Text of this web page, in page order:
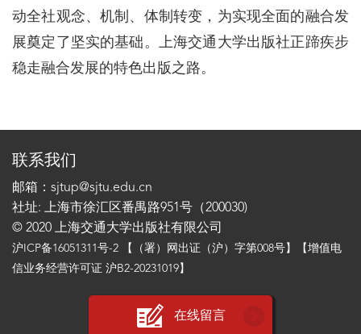
动全社观念、机制、体制转变，为实现全面的融合发
展奠定了坚实的基础。上海交通大学出版社正蹄疾步
稳走融合发展的特色出版之路。
联系我们
邮箱：sjtup@sjtu.edu.cn
社址: 上海市徐汇区番禺路951号（200030)
© 2020 上海交通大学出版社有限公司
沪ICP备16051311号-2 【（署）网出证（沪）字第008号】【增值电
信业务经营许可证 沪B2-20231019】
在线留言